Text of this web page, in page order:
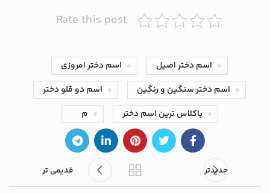
Rate this post
اسم دختر اصیل
اسم دختر امروزی
اسم دختر سنگین و رنگین
اسم دو قلو دختر
باکلاس ترین اسم دختر
م
جدیدتر قدیمی تر